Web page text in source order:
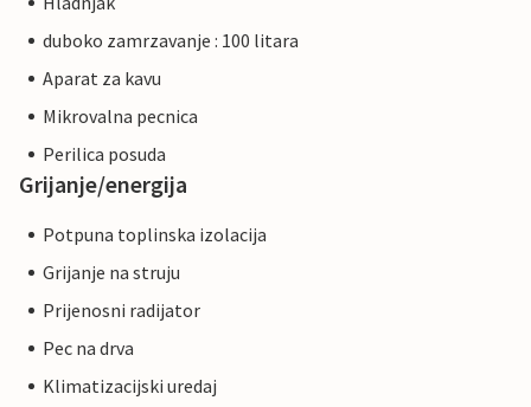
duboko zamrzavanje : 100 litara
Aparat za kavu
Mikrovalna pecnica
Perilica posuda
Grijanje/energija
Potpuna toplinska izolacija
Grijanje na struju
Prijenosni radijator
Pec na drva
Klimatizacijski uredaj